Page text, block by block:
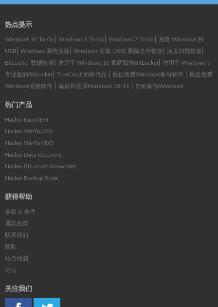
热点提示
Windows 10 To Go Windows 8 To Go Windows 7 To Go
克隆 Windows 到
USB
Windows 系统克隆 Windows 安装 USB 删除文件恢复 深度扫描恢复
BitLocker 数据恢复 适用于 Windows 10 家庭版的BitLocker
适用于 Windows 7
专业版的BitLocker
TrueCrypt 的替代品 最佳免费Windows备份软件
最佳免费
Windows克隆软件
备份和还原Windows 10/11 自动备份Windows
热门产品
Hasleo EasyUEFI
Hasleo WinToUSB
Hasleo WinToHDD
Hasleo Data Recovery
Hasleo BitLocker Anywhere
Hasleo Backup Suite
获得帮助
条款 & 条件
退款政策
联系我们
隐私
站点地图
论坛
关注我们